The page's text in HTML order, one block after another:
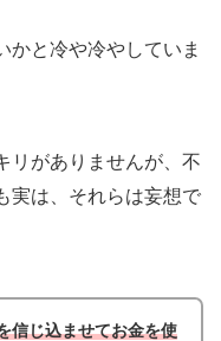
かと冷や冷やしていま
リがありませんが、不
実は、それらは妄想で
信じ込ませてお金を使